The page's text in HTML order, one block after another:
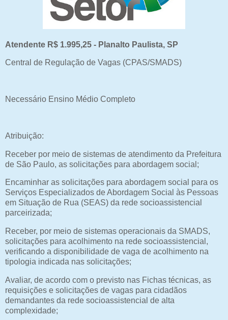
Atendente R$ 1.995,25 - Planalto Paulista, SP
Central de Regulação de Vagas (CPAS/SMADS)
Necessário Ensino Médio Completo
Atribuição:
Receber por meio de sistemas de atendimento da Prefeitura
de São Paulo, as solicitações para abordagem social;
Encaminhar as solicitações para abordagem social para os
Serviços Especializados de Abordagem Social às Pessoas
em Situação de Rua (SEAS) da rede socioassistencial
parceirizada;
Receber, por meio de sistemas operacionais da SMADS,
solicitações para acolhimento na rede socioassistencial,
verificando a disponibilidade de vaga de acolhimento na
tipologia indicada nas solicitações;
Avaliar, de acordo com o previsto nas Fichas técnicas, as
requisições e solicitações de vagas para cidadãos
demandantes da rede socioassistencial de alta
complexidade;